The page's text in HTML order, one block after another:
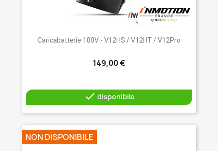
Caricabatterie 100V - V12HS / V12HT / V12Pro
149,00 €
 disponibile
NON DISPONIBILE